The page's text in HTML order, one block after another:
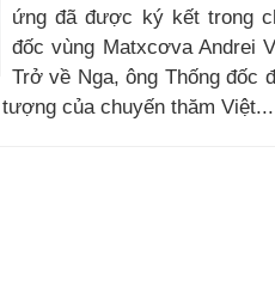
ứng đã được ký kết trong
đốc vùng Matxcơva Andrei
Trở về Nga, ông Thống đốc
của chuyến thăm Việt...